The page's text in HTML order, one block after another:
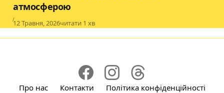
атмосферою
Published
12 Травня, 2026читати 1 хв
Про нас Контакти Політика конфіденційності